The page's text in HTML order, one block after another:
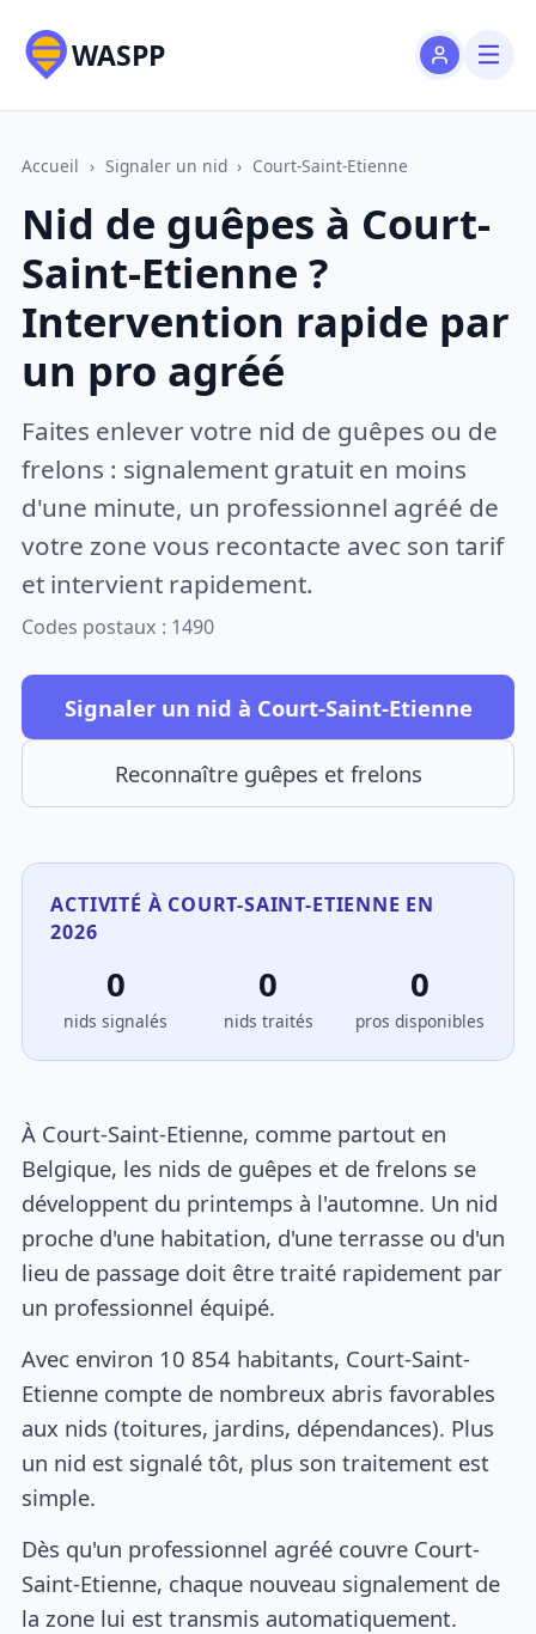
WASPP
Accueil › Signaler un nid › Court-Saint-Etienne
Nid de guêpes à Court-
Saint-Etienne ?
Intervention rapide par
un pro agréé
Faites enlever votre nid de guêpes ou de
frelons : signalement gratuit en moins
d'une minute, un professionnel agréé de
votre zone vous recontacte avec son tarif
et intervient rapidement.
Codes postaux : 1490
Signaler un nid à Court-Saint-Etienne
Reconnaître guêpes et frelons
ACTIVITÉ À COURT-SAINT-ETIENNE EN
2026
0
nids signalés
0
nids traités
0
pros disponibles
À Court-Saint-Etienne, comme partout en
Belgique, les nids de guêpes et de frelons se
développent du printemps à l'automne. Un nid
proche d'une habitation, d'une terrasse ou d'un
lieu de passage doit être traité rapidement par
un professionnel équipé.
Avec environ 10 854 habitants, Court-Saint-
Etienne compte de nombreux abris favorables
aux nids (toitures, jardins, dépendances). Plus
un nid est signalé tôt, plus son traitement est
simple.
Dès qu'un professionnel agréé couvre Court-
Saint-Etienne, chaque nouveau signalement de
la zone lui est transmis automatiquement.